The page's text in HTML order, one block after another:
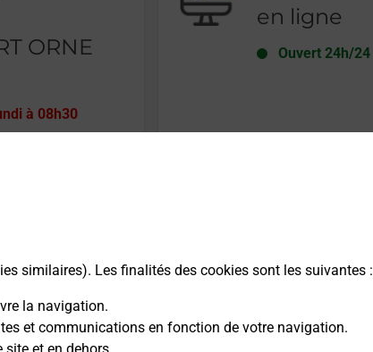
similaires). Les finalités des cookies sont les suivantes :
la navigation.
et communications en fonction de votre navigation.
ORNE
à 08h30
en ligne
Ouvert 24h/24